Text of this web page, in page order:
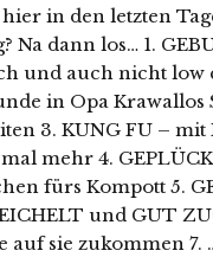
in den letzten
Na dann los… 1.
und auch nicht low
in Opa
3. KUNG FU –
mehr 4.
fürs Kompott 5.
und GUT
auf sie zukommen 7.